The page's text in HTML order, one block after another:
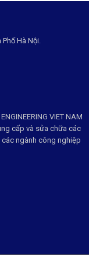
Hà Nội.
VIET NAM
cấp và sửa chữa các
ngành công nghiệp